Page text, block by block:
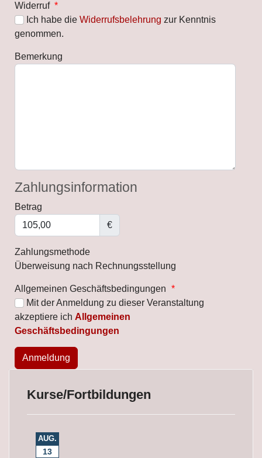
Widerruf *
Ich habe die Widerrufsbelehrung zur Kenntnis
genommen.
Bemerkung
Zahlungsinformation
Betrag
€
Zahlungsmethode
Überweisung nach Rechnungsstellung
Allgemeinen Geschäftsbedingungen *
Mit der Anmeldung zu dieser Veranstaltung
akzeptiere ich Allgemeinen
Geschäftsbedingungen
Kurse/Fortbildungen
AUG.
13